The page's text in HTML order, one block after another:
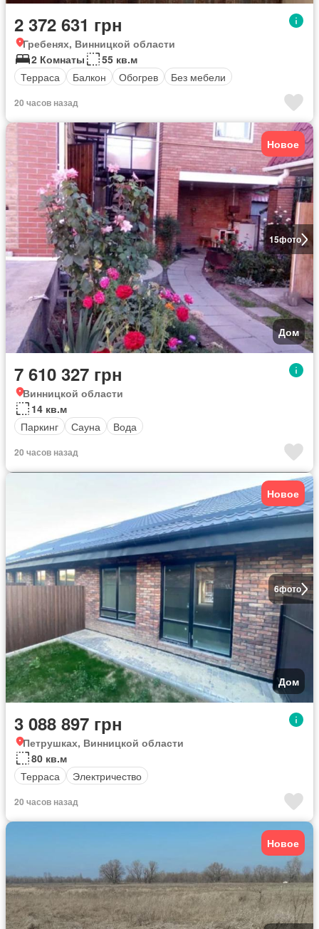
2 372 631 грн
Гребенях, Винницкой области
2 Комнаты
55 кв.м
Терраса
Балкон Обогрев Без мебели
20 часов назад
15фото
Новое
Дом
7 610 327 грн
Винницкой области
14 кв.м
Паркинг
Сауна Вода
20 часов назад
6фото
Новое
Дом
3 088 897 грн
Петрушках, Винницкой области
80 кв.м
Терраса
Электричество
20 часов назад
Новое